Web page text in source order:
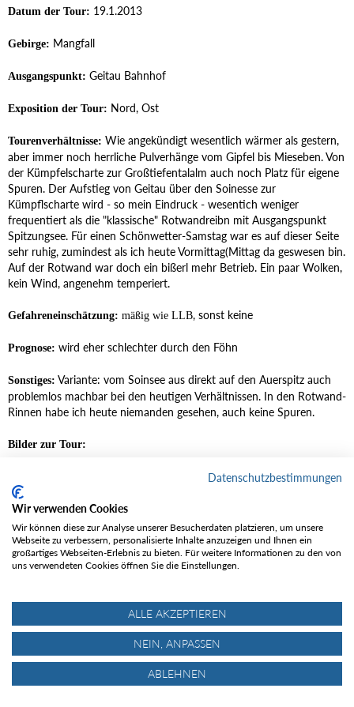
Datum der Tour: 19.1.2013
Gebirge: Mangfall
Ausgangspunkt: Geitau Bahnhof
Exposition der Tour: Nord, Ost
Tourenverhältnisse: Wie angekündigt wesentlich wärmer als gestern,
aber immer noch herrliche Pulverhänge vom Gipfel bis Mieseben. Von
der Kümpfelscharte zur Großtiefentalalm auch noch Platz für eigene
Spuren. Der Aufstieg von Geitau über den Soinesse zur
Kümpflscharte wird - so mein Eindruck - wesentich weniger
frequentiert als die "klassische" Rotwandreibn mit Ausgangspunkt
Spitzungsee. Für einen Schönwetter-Samstag war es auf dieser Seite
sehr ruhig, zumindest als ich heute Vormittag(Mittag da geswesen bin.
Auf der Rotwand war doch ein bißerl mehr Betrieb. Ein paar Wolken,
kein Wind, angenehm temperiert.
Gefahreneinschätzung: mäßig wie LLB, sonst keine
Prognose: wird eher schlechter durch den Föhn
Sonstiges: Variante: vom Soinsee aus direkt auf den Auerspitz auch
problemlos machbar bei den heutigen Verhältnissen. In den Rotwand-
Rinnen habe ich heute niemanden gesehen, auch keine Spuren.
Bilder zur Tour:
100_5813.JPG
20,71 kB 640×480 1.017
Datenschutzbestimmungen
Wir verwenden Cookies
Wir können diese zur Analyse unserer Besucherdaten platzieren, um unsere
Webseite zu verbessern, personalisierte Inhalte anzuzeigen und Ihnen ein
großartiges Webseiten-Erlebnis zu bieten. Für weitere Informationen zu den von
uns verwendeten Cookies öffnen Sie die Einstellungen.
ALLE AKZEPTIEREN
NEIN, ANPASSEN
ABLEHNEN